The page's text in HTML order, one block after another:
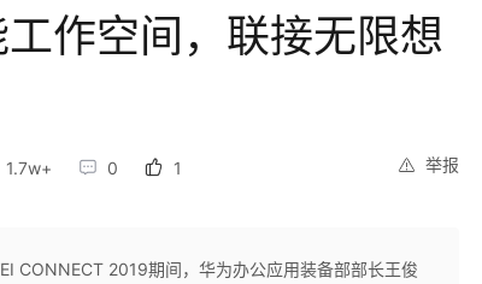
作空间，联接无限想
举报
1.7w+ 0 1
CONNECT 2019期间，华为办公应用装备部部长王俊